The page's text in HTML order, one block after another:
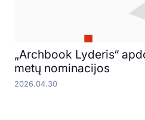
„Archbook Lyderis“
metų nominacijos
2026.04.30